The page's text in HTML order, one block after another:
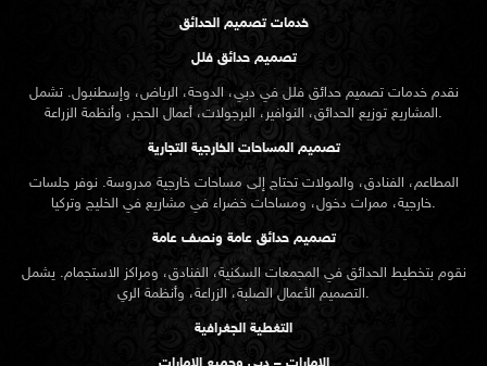
خدمات تصميم الحدائق
تصميم حدائق فلل
نقدم خدماتتصميم حدائق فلل في دبي، الدوحة، الرياض، وإسطنبول. تشمل
المشاريع توزيع الحدائق، النوافير، البرجولات، أعمال الحجر، وأنظمة الزراعة.
تصميم المساحات الخارجية التجارية
المطاعم، الفنادق، والمولات تحتاج إلى مساحات خارجية مدروسة. نوفر جلسات
خارجية، ممرات دخول، ومساحات خضراء في مشاريع في الخليج وتركيا.
تصميم حدائق عامة ونصف عامة
نقوم بتخطيط الحدائق في المجمعات السكنية، الفنادق، ومراكز الاستجمام. يشمل
التصميم الأعمال الصلبة، الزراعة، وأنظمة الري.
التغطية الجغرافية